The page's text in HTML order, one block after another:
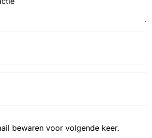
bewaren voor volgende keer.